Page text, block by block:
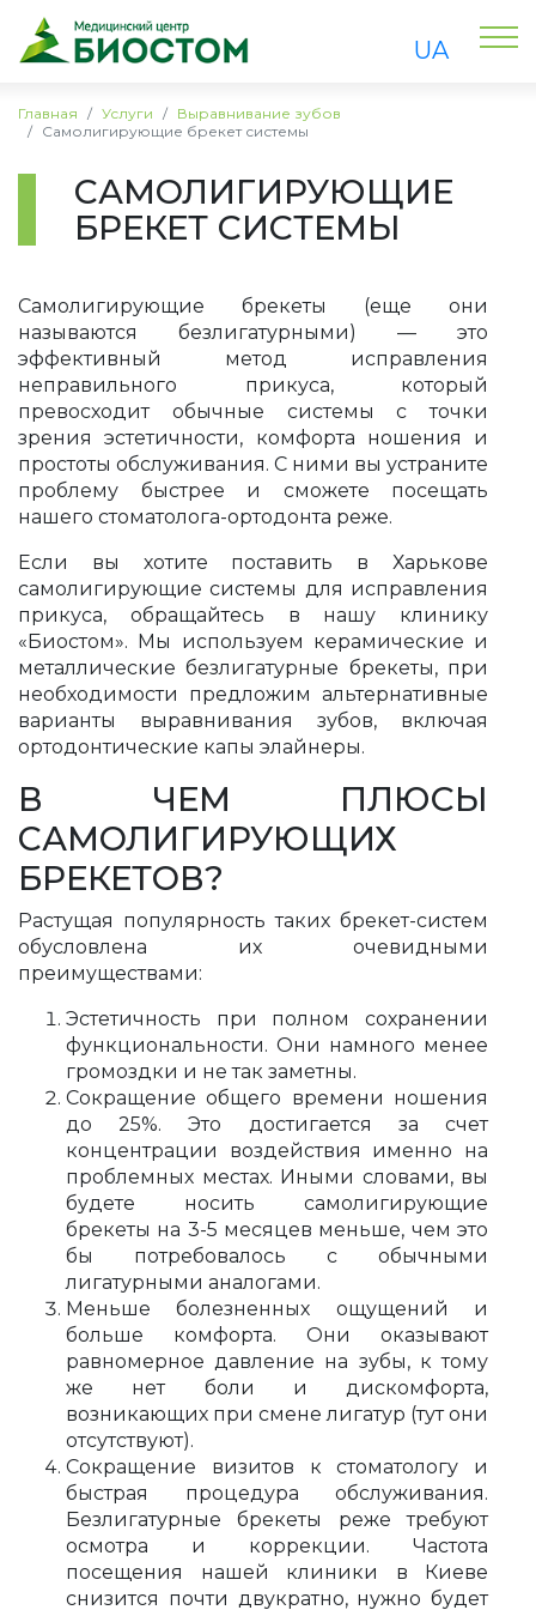
UA
Главная Услуги
Выравнивание зубов
Самолигирующие брекет системы
САМОЛИГИРУЮЩИЕ
БРЕКЕТ СИСТЕМЫ
Самолигирующие брекеты (еще они
называются безлигатурными) — это
эффективный метод исправления
неправильного прикуса, который
превосходит обычные системы с точки
зрения эстетичности, комфорта ношения и
простоты обслуживания. С ними вы устраните
проблему быстрее и сможете посещать
нашего стоматолога-ортодонта реже.
Если вы хотите поставить в Харькове
самолигирующие системы для исправления
прикуса, обращайтесь в нашу клинику
«Биостом». Мы используем керамические и
металлические безлигатурные брекеты, при
необходимости предложим альтернативные
варианты выравнивания зубов, включая
ортодонтические капы элайнеры.
В ЧЕМ ПЛЮСЫ
САМОЛИГИРУЮЩИХ
БРЕКЕТОВ?
Растущая популярность таких брекет-систем
обусловлена их очевидными
преимуществами:
Эстетичность при полном сохранении
функциональности. Они намного менее
громоздки и не так заметны.
Сокращение общего времени ношения
до 25%. Это достигается за счет
концентрации воздействия именно на
проблемных местах. Иными словами, вы
будете носить самолигирующие
брекеты на 3-5 месяцев меньше, чем это
бы потребовалось с обычными
лигатурными аналогами.
Меньше болезненных ощущений и
больше комфорта. Они оказывают
равномерное давление на зубы, к тому
же нет боли и дискомфорта,
возникающих при смене лигатур (тут они
отсутствуют).
Сокращение визитов к стоматологу и
быстрая процедура обслуживания.
Безлигатурные брекеты реже требуют
осмотра и коррекции. Частота
посещения нашей клиники в Киеве
снизится почти двукратно, нужно будет